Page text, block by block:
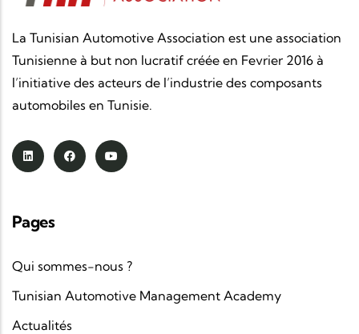
La Tunisian Automotive Association est une association
Tunisienne à but non lucratif créée en Fevrier 2016 à
l’initiative des acteurs de l’industrie des composants
automobiles en Tunisie.
Pages
Qui sommes-nous ?
Tunisian Automotive Management Academy
Actualités